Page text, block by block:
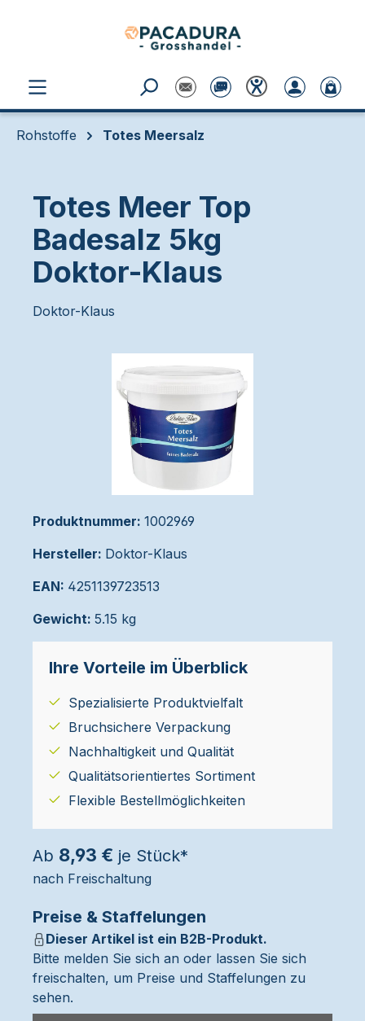
Rohstoffe Totes Meersalz
Totes Meer Top
Badesalz 5kg
Doktor-Klaus
Doktor-Klaus
Produktnummer: 1002969
Hersteller: Doktor-Klaus
EAN: 4251139723513
Gewicht: 5.15 kg
Ihre Vorteile im Überblick
Spezialisierte Produktvielfalt
Bruchsichere Verpackung
Nachhaltigkeit und Qualität
Qualitätsorientiertes Sortiment
Flexible Bestellmöglichkeiten
Ab 8,93 € je Stück*
nach Freischaltung
Preise & Staffelungen
Dieser Artikel ist ein B2B-Produkt.
Bitte melden Sie sich an oder lassen Sie sich
freischalten, um Preise und Staffelungen zu
sehen.